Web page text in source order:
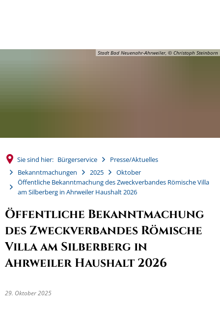
Stadt Bad Neuenahr-Ahrweiler, © Christoph Steinborn
Sie sind hier: Bürgerservice
Presse/Aktuelles
Bekanntmachungen
2025
Oktober
Öffentliche Bekanntmachung des Zweckverbandes Römische Villa
am Silberberg in Ahrweiler Haushalt 2026
Öffentliche Bekanntmachung
des Zweckverbandes Römische
Villa am Silberberg in
Ahrweiler Haushalt 2026
29. Oktober 2025